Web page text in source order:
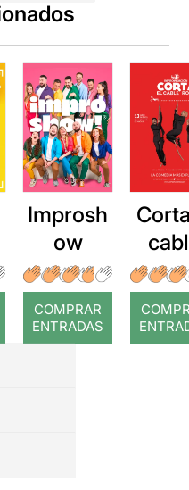
Improsh
ow
COMPRAR
ENTRADAS